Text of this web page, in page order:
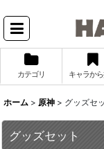
カテゴリ キャラか
ホーム > 原神 > グッズセ
グッズセット